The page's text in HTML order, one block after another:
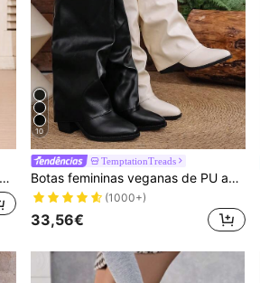
10
TemptationTreads
Botas femininas veganas de PU acima do joelho para outono/inverno, design de salto grosso, minimalistas e versáteis
(1000+)
33,56€